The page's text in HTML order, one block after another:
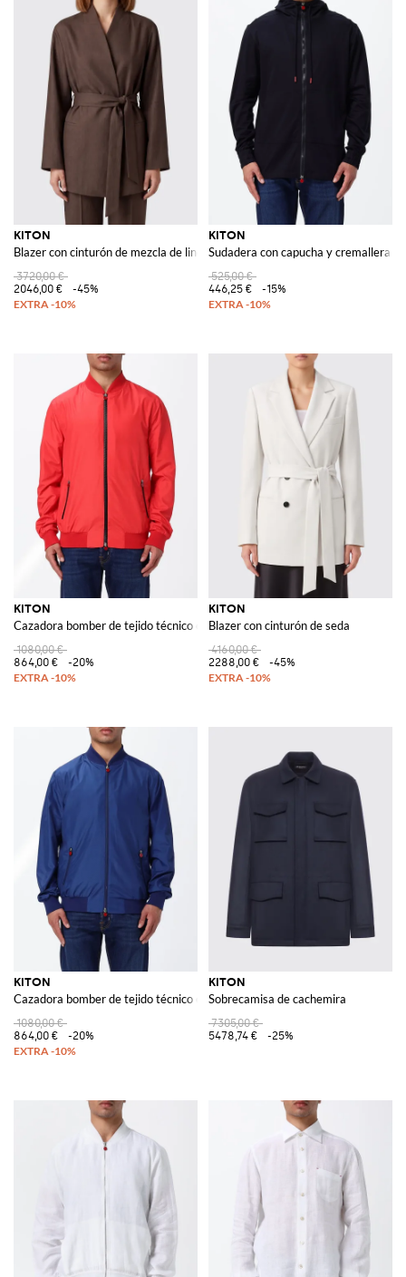
KITON
Blazer con cinturón de mezcla de lino
3720,00 €
2046,00 €
-45%
KITON
Sudadera con capucha y cremallera
525,00 €
446,25 €
-15%
KITON
Cazadora bomber de tejido técnico elástico con cierre de cremallera
1080,00 €
864,00 €
-20%
KITON
Blazer con cinturón de seda
4160,00 €
2288,00 €
-45%
KITON
Cazadora bomber de tejido técnico elástico con cierre de cremallera
1080,00 €
864,00 €
-20%
KITON
Sobrecamisa de cachemira
7305,00 €
5478,74 €
-25%